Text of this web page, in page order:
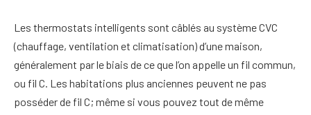
Les thermostats intelligents sont câblés au système CVC
(chauffage, ventilation et climatisation) d’une maison,
généralement par le biais de ce que l’on appelle un fil commun,
ou fil C. Les habitations plus anciennes peuvent ne pas
posséder de fil C; même si vous pouvez tout de même